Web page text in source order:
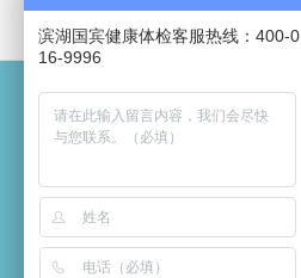
滨湖国宾健康体检客服热线：400-0
16-9996